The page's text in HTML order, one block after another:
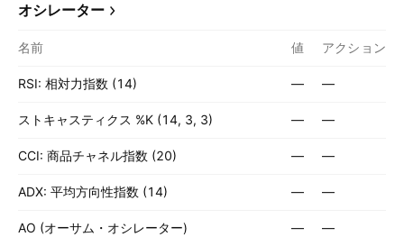
オシレーター
名前 値 アクション
RSI: 相対力指数 (14) — —
ストキャスティクス %K (14, 3, 3) — —
CCI: 商品チャネル指数 (20) — —
ADX: 平均方向性指数 (14) — —
AO (オーサム・オシレーター) — —